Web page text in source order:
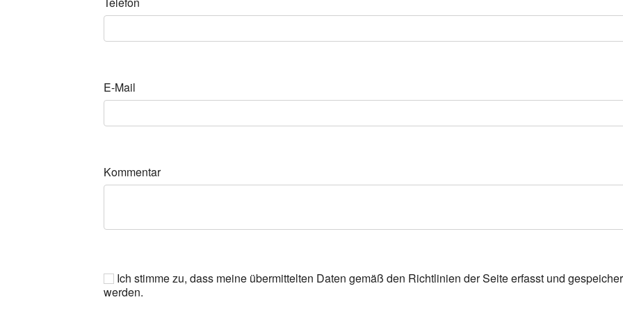
E-Mail
Kommentar
Ich stimme zu, dass meine übermittelten Daten gemäß den Richtlinien der Seite erfasst und
werden.